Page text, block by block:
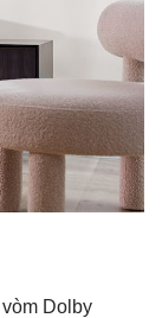
Dolby